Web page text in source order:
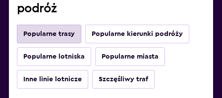
podróż
Popularne trasy Popularne kierunki podróży
Popularne lotniska Popularne miasta
Inne linie lotnicze Szczęśliwy traf